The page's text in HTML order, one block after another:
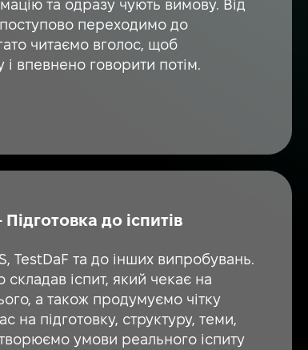
та одразу чують вимову. Від
поступово переходимо до
читаємо вголос, щоб
і впевнено говорити потім.
до іспитів
TestDaF та до інших випробувань.
іспит, який чекає на
а також продумуємо чітку
на підготовку, структуру, теми,
умови реального іспиту